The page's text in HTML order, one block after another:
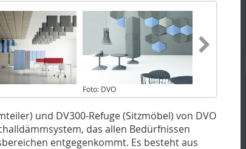
Foto: DVO
und DV300-Refuge (Sitzmöbel) von DVO
das allen Bedürfnissen
entgegenkommt. Es besteht aus